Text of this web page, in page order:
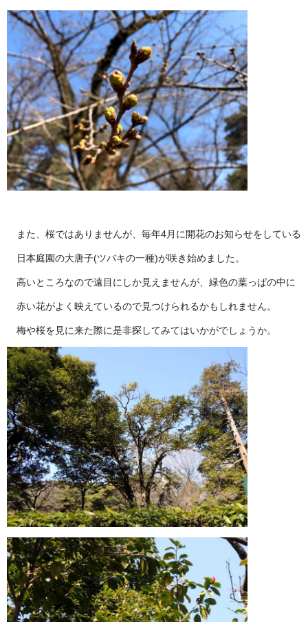
また、桜ではありませんが、毎年4月に開花のお知らせをしている
日本庭園の大唐子(ツバキの一種)が咲き始めました。
高いところなので遠目にしか見えませんが、緑色の葉っぱの中に
赤い花がよく映えているので見つけられるかもしれません。
梅や桜を見に来た際に是非探してみてはいかがでしょうか。